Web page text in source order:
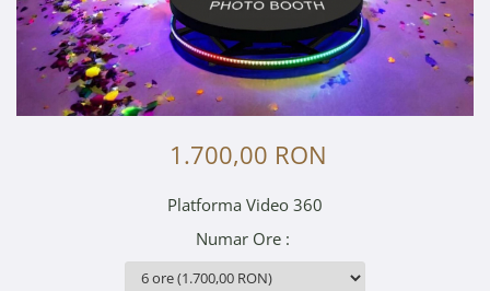
1.700,00 RON
Platforma Video 360
Numar Ore :